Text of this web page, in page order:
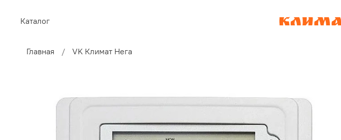
Каталог
Главная VK Климат Нега